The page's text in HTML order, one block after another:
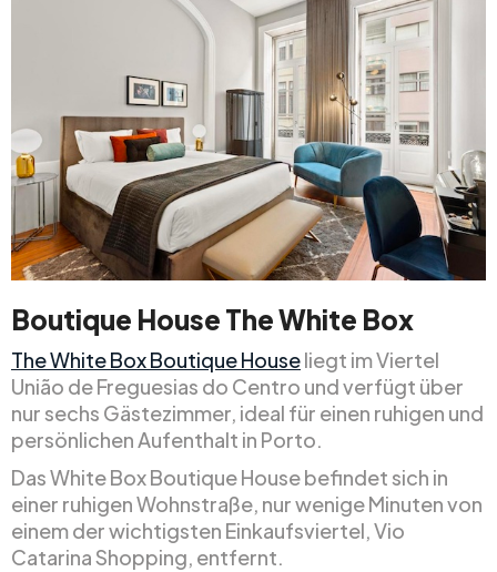
Boutique House The White Box
The White Box Boutique Houseliegt im Viertel
União de Freguesias do Centro und verfügt über
nur sechs Gästezimmer, ideal für einen ruhigen und
persönlichen Aufenthalt in Porto.
Das White Box Boutique House befindet sich in
einer ruhigen Wohnstraße, nur wenige Minuten von
einem der wichtigsten Einkaufsviertel, Vio
Catarina Shopping, entfernt.